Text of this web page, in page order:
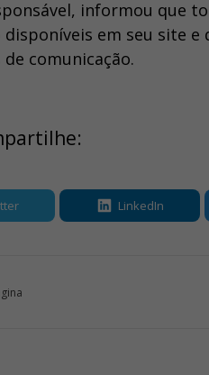
informou que
em seu site
comunicação.
LinkedIn